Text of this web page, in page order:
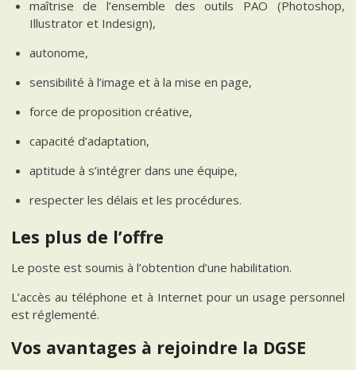
maîtrise de l’ensemble des outils PAO (Photoshop,
Illustrator et Indesign),
autonome,
sensibilité à l’image et à la mise en page,
force de proposition créative,
capacité d’adaptation,
aptitude à s’intégrer dans une équipe,
respecter les délais et les procédures.
Les plus de l’offre
Le poste est soumis à l’obtention d’une habilitation.
L’accès au téléphone et à Internet pour un usage personnel
est réglementé.
Vos avantages à rejoindre la DGSE